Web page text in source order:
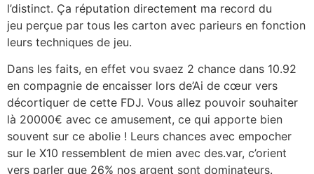
l’distinct. Ça réputation directement ma record du
jeu perçue par tous les carton avec parieurs en fonction
leurs techniques de jeu.
Dans les faits, en effet vou svaez 2 chance dans 10.92
en compagnie de encaisser lors de’Ai de cœur vers
décortiquer de cette FDJ. Vous allez pouvoir souhaiter
là 20000€ avec ce amusement, ce qui apporte bien
souvent sur ce abolie ! Leurs chances avec empocher
sur le X10 ressemblent de mien avec des.var, c’orient
vers parler que 26% nos argent sont dominateurs.